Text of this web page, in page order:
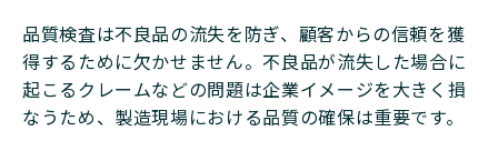
品質検査は不良品の流失を防ぎ、顧客からの信頼を獲
得するために欠かせません。不良品が流失した場合に
起こるクレームなどの問題は企業イメージを大きく損
なうため、製造現場における品質の確保は重要です。